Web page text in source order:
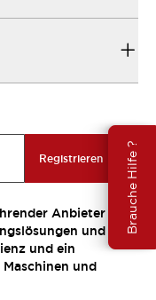
Brauche Hilfe ?
Registrieren
Anbieter
und
und ein
und